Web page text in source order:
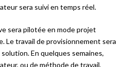
sera suivi en temps réel.
sera pilotée en mode projet
Le travail de provisionnement sera
En quelques semaines,
ou de méthode de travail,